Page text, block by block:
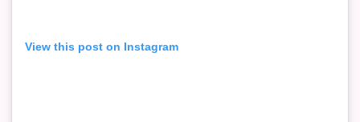
View this post on Instagram